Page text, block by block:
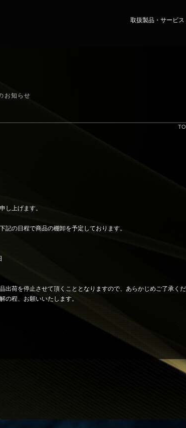
取扱製品・サービス
お知らせ
し上げます。
記の日程で商品の棚卸を予定しております。
出荷を停止させて頂くこととなりますので、あらかじめご了承く
の程、お願いいたします。